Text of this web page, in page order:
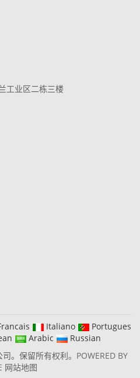
工业区二栋三楼
Italiano
Portugues
Arabic
Russian
。保留所有权利。 POWERED BY
网站地图